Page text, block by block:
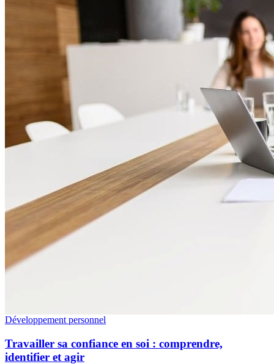
Développement personnel
Travailler sa confiance en soi : comprendre,
identifier et agir